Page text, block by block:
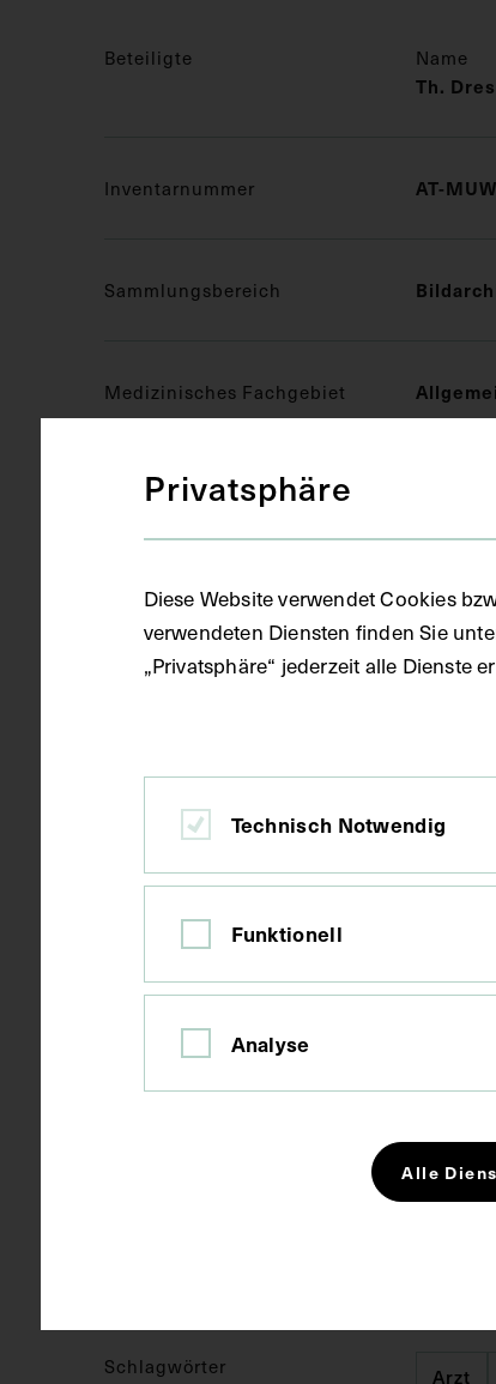
Beteiligte Name
Th.
Inventarnummer AT-
Sammlungsbereich
Medizinisches Fachgebiet
Objektart
Gegenstand S/W
Technik
Schlagwörter Arzt
Privatsphäre
Diese Website verwendet Cookies
verwendeten Diensten finden Sie
„Privatsphäre“ jederzeit alle Dienste
Technisch Notwendig
Funktionell
Analyse
Alle